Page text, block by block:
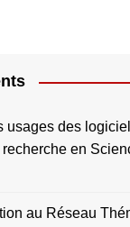
usages des
recherche en
au Réseau